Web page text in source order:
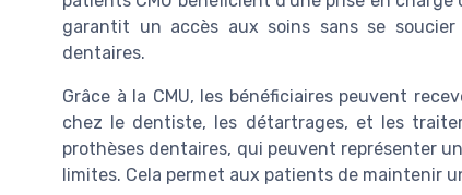
garantit un accès aux soins sans se
dentaires.
Grâce à la CMU, les bénéficiaires peuvent
chez le dentiste, les détartrages, et les
prothèses dentaires, qui peuvent représenter
limites. Cela permet aux patients de maintenir